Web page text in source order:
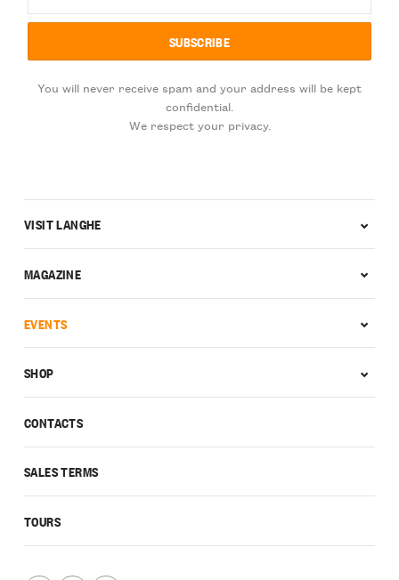
You will never receive spam and your address will be kept
confidential.
We respect your privacy.
CONTACTS
SALES TERMS
TOURS
VISIT LANGHE
MAGAZINE
EVENTS
SHOP